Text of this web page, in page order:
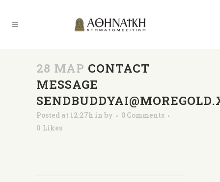
28 ΜΑΡ CONTACT
MESSAGE
Posted at 12:27h in by
0 Comments
0 Likes